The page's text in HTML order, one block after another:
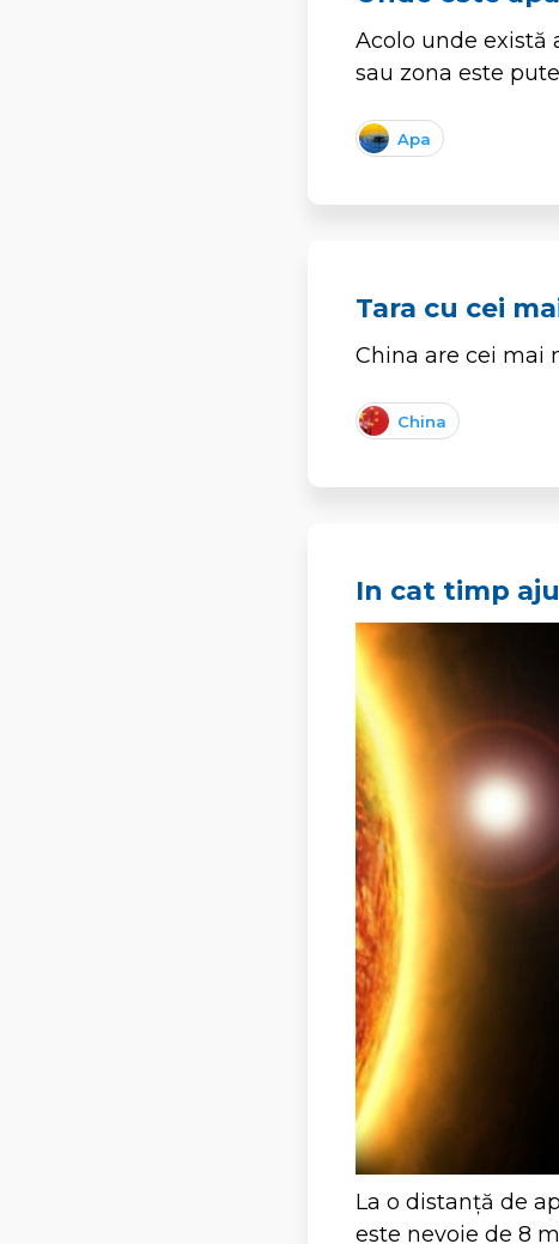
Acolo unde există
sau zona este
Apa
Tara cu cei
China are cei mai
China
In cat timp
La o distanță de
este nevoie de 8